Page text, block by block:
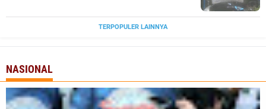
TERPOPULER LAINNYA
NASIONAL